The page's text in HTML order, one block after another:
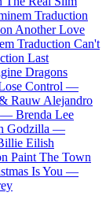
Traduction
Another Love
Traduction Can't
Last
Dragons
Control —
Rauw Alejandro
— Brenda Lee
Godzilla —
Eilish
Paint The Town
Is You —